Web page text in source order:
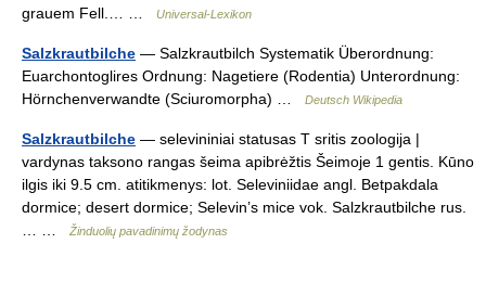
grauem Fell.… …
Universal-Lexikon
Salzkrautbilche — Salzkrautbilch Systematik Überordnung:
Euarchontoglires Ordnung: Nagetiere (Rodentia) Unterordnung:
Hörnchenverwandte (Sciuromorpha) …
Deutsch Wikipedia
Salzkrautbilche — selevininiai statusas T sritis zoologija |
vardynas taksono rangas šeima apibrėžtis Šeimoje 1 gentis. Kūno
ilgis iki 9.5 cm. atitikmenys: lot. Seleviniidae angl. Betpakdala
dormice; desert dormice; Selevin’s mice vok. Salzkrautbilche rus.
Žinduolių pavadinimų žodynas